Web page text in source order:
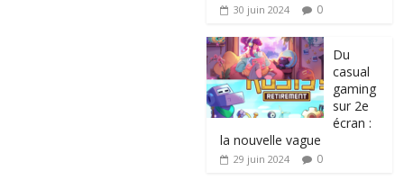
30 juin 2024 0
Du
casual
gaming
sur 2e
écran :
la nouvelle vague
29 juin 2024 0